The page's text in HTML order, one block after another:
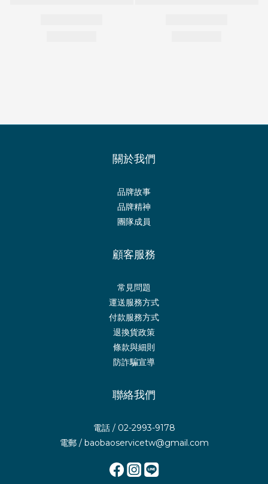
關於我們
品牌故事
品牌精神
團隊成員
顧客服務
常見問題
運送服務方式
付款服務方式
退換貨政策
條款與細則
防詐騙宣導
聯絡我們
電話 / 02-2993-9178
電郵 / baobaoservicetw@gmail.com